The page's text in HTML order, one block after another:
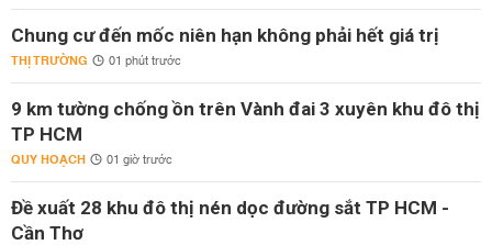
Chung cư đến mốc niên hạn không phải hết giá trị
THỊ TRƯỜNG 01 phút trước
9 km tường chống ồn trên Vành đai 3 xuyên khu đô thị
TP HCM
QUY HOẠCH 01 giờ trước
Đề xuất 28 khu đô thị nén dọc đường sắt TP HCM -
Cần Thơ